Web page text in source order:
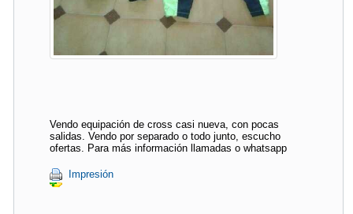
Vendo equipación de cross casi nueva, con pocas
salidas. Vendo por separado o todo junto, escucho
ofertas. Para más información llamadas o whatsapp
Impresión